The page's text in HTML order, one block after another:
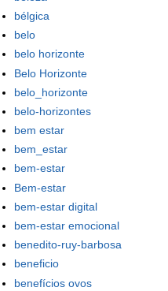
bélgica
belo
belo horizonte
Belo Horizonte
belo_horizonte
belo-horizontes
bem estar
bem_estar
bem-estar
Bem-estar
bem-estar digital
bem-estar emocional
benedito-ruy-barbosa
beneficio
benefícios ovos